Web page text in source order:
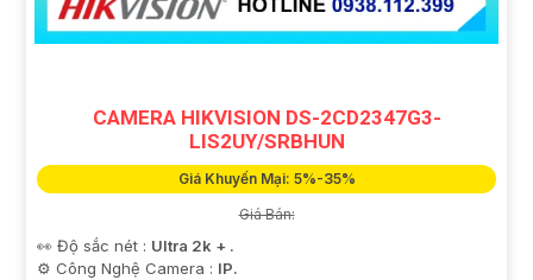
CAMERA HIKVISION DS-2CD2347G3-
LIS2UY/SRBHUN
Giá Khuyến Mại: 5%-35%
Giá Bán:
👀 Độ sắc nét : Ultra 2k + .
⚙ Công Nghệ Camera : IP.